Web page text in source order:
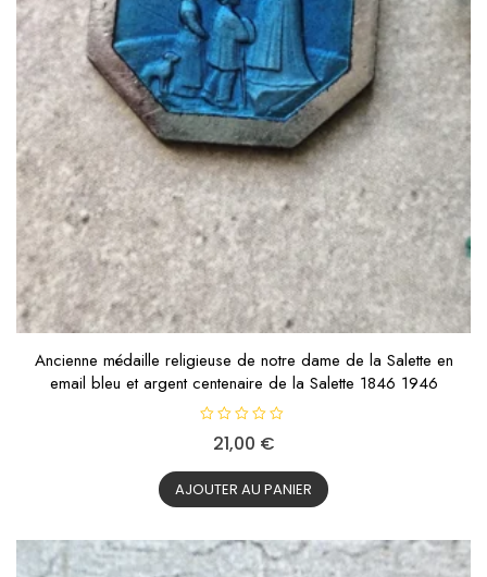
Ancienne médaille religieuse de notre dame de la Salette en
email bleu et argent centenaire de la Salette 1846 1946
e
0
s
u
5
21,00 €
AJOUTER AU PANIER